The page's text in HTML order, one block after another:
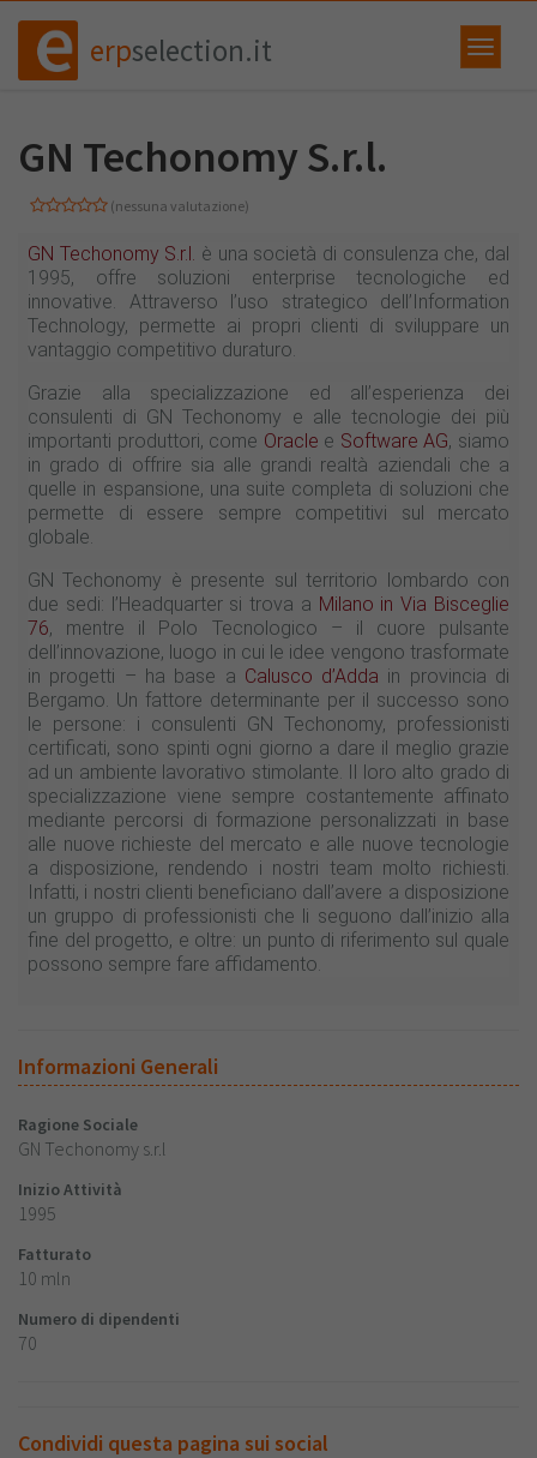
erpselection.it
GN Techonomy S.r.l.
(nessuna valutazione)
GN Techonomy S.r.l. è una società di consulenza che, dal
1995, offre soluzioni enterprise tecnologiche ed
innovative. Attraverso l’uso strategico dell’Information
Technology, permette ai propri clienti di sviluppare un
vantaggio competitivo duraturo.
Grazie alla specializzazione ed all’esperienza dei
consulenti di GN Techonomy e alle tecnologie dei più
importanti produttori, come Oracle e Software AG, siamo
in grado di offrire sia alle grandi realtà aziendali che a
quelle in espansione, una suite completa di soluzioni che
permette di essere sempre competitivi sul mercato
globale.
GN Techonomy è presente sul territorio lombardo con
due sedi: l’Headquarter si trova a Milano in Via Bisceglie
76, mentre il Polo Tecnologico – il cuore pulsante
dell’innovazione, luogo in cui le idee vengono trasformate
in progetti – ha base a Calusco d’Adda in provincia di
Bergamo. Un fattore determinante per il successo sono
le persone: i consulenti GN Techonomy, professionisti
certificati, sono spinti ogni giorno a dare il meglio grazie
ad un ambiente lavorativo stimolante. Il loro alto grado di
specializzazione viene sempre costantemente affinato
mediante percorsi di formazione personalizzati in base
alle nuove richieste del mercato e alle nuove tecnologie
a disposizione, rendendo i nostri team molto richiesti.
Infatti, i nostri clienti beneficiano dall’avere a disposizione
un gruppo di professionisti che li seguono dall’inizio alla
fine del progetto, e oltre: un punto di riferimento sul quale
possono sempre fare affidamento.
Informazioni Generali
Ragione Sociale
GN Techonomy s.r.l
Inizio Attività
1995
Fatturato
10 mln
Numero di dipendenti
70
Condividi questa pagina sui social